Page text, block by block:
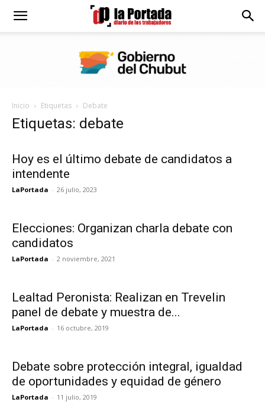
Diario
Portada
Inicio Etiquetas Debate
Etiquetas: debate
Hoy es el último debate de candidatos a
intendente
LaPortada - 26 julio, 2023
Elecciones: Organizan charla debate con
candidatos
LaPortada - 2 noviembre, 2021
Lealtad Peronista: Realizan en Trevelin
panel de debate y muestra de...
LaPortada - 16 octubre, 2019
Debate sobre protección integral, igualdad
de oportunidades y equidad de género
LaPortada - 11 julio, 2019